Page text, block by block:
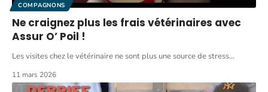
COMPAGNONS
Ne craignez plus les frais vétérinaires avec
Assur O’ Poil !
Les visites chez le vétérinaire ne sont plus une source de stress…
11 mars 2026